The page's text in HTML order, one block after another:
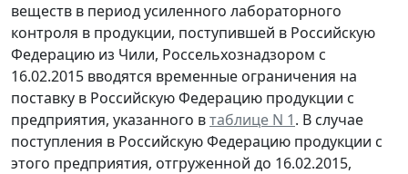
веществ в период усиленного лабораторного
контроля в продукции, поступившей в Российскую
Федерацию из Чили, Россельхознадзором с
16.02.2015 вводятся временные ограничения на
поставку в Российскую Федерацию продукции с
предприятия, указанного втаблице N 1. В случае
поступления в Российскую Федерацию продукции с
этого предприятия, отгруженной до 16.02.2015,